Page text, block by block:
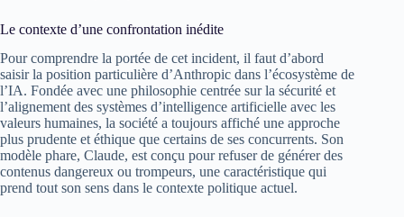
Le contexte d’une confrontation inédite
Pour comprendre la portée de cet incident, il faut d’abord
saisir la position particulière d’Anthropic dans l’écosystème de
l’IA. Fondée avec une philosophie centrée sur la sécurité et
l’alignement des systèmes d’intelligence artificielle avec les
valeurs humaines, la société a toujours affiché une approche
plus prudente et éthique que certains de ses concurrents. Son
modèle phare, Claude, est conçu pour refuser de générer des
contenus dangereux ou trompeurs, une caractéristique qui
prend tout son sens dans le contexte politique actuel.